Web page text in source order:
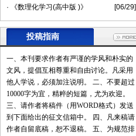
· 《数理化学习(高中版 )》
[06/29]
投稿指南
一、本刊要求作者有严谨的学风和朴实的
文风，提倡互相尊重和自由讨论。凡采用
他人学说，必须加注说明。 二、不要超过
10000字为宜，精粹的短篇，尤为欢迎。
三、请作者将稿件（用WORD格式）发送
到下面给出的征文信箱中。 四、凡来稿请
作者自留底稿，恕不退稿。 五、为规范排